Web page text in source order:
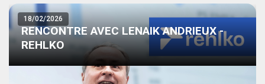
18/02/2026
RENCONTRE AVEC LENAIK ANDRIEUX -
REHLKO